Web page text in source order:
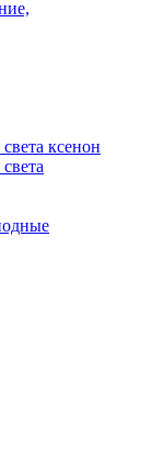
ксенон